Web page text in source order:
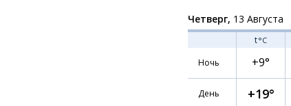
Четверг, 13 Августа
t°C
Ночь
+9°
День +19°